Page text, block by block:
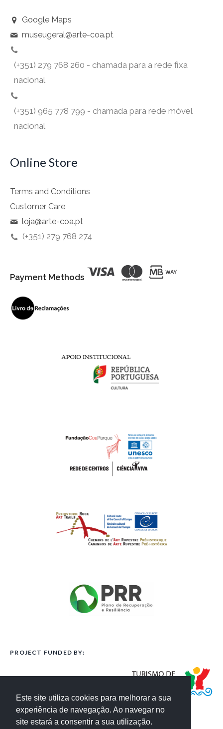
Este site utiliza cookies para melhorar a sua
experiência de navegação. Ao navegar no
site estará a consentir a sua utilização.
Google Maps
museugeral@arte-coa.pt
(+351) 279 768 260 - chamada para a rede fixa
nacional
(+351) 965 778 799 - chamada para rede móvel
nacional
Online Store
Terms and Conditions
Customer Care
loja@arte-coa.pt
(+351) 279 768 274
Payment Methods
PROJECT FUNDED BY: